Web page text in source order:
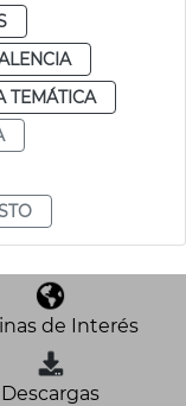
TEMÁTICA
de Interés
Descargas